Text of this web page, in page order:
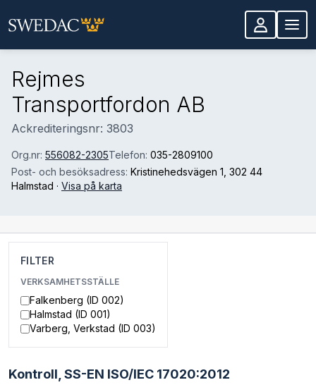
Rejmes
Transportfordon AB
Ackrediteringsnr: 3803
Org.nr: 556082-2305Telefon: 035-2809100
Post- och besöksadress: Kristinehedsvägen 1 , 302 44
Halmstad · Visa på karta
FILTER
VERKSAMHETSSTÄLLE
Falkenberg (ID 002)
Halmstad (ID 001)
Varberg, Verkstad (ID 003)
Kontroll, SS-EN ISO/IEC 17020:2012